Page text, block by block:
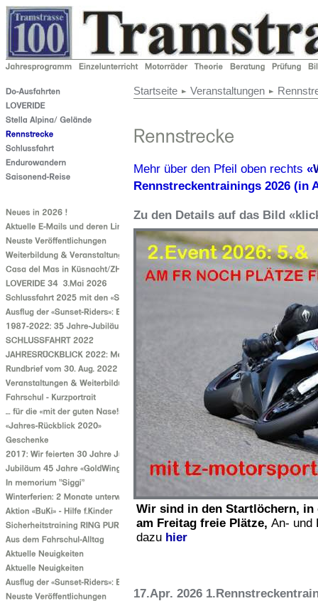
Startseite Veranstaltungen
Mehr über den Pfeil oben rechts «
Rennstreckentrainings 2026 (in
Zu den Details auf das Bild
Wir sind in den Startlöchern,
am Freitag freie Plätze, An- und
dazu hier
17.Apr. 2026